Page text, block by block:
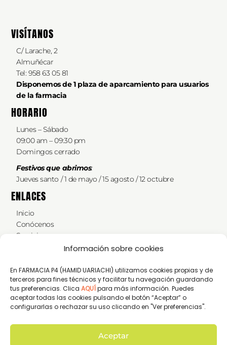
Información sobre cookies
En FARMACIA P4 (HAMID UARIACHI) utilizamos cookies propias y de
terceros para fines técnicos y facilitar tu navegación guardando
tus preferencias. Clica AQUÍpara más información. Puedes
aceptar todas las cookies pulsando el botón “Aceptar” o
configurarlas o rechazar su uso clicando en "Ver preferencias".
Aceptar
VISÍTANOS
C/ Larache, 2
Almuñécar
Tel: 958 63 05 81
Disponemos de 1 plaza de aparcamiento para usuarios
de la farmacia
HORARIO
Lunes – Sábado
09:00 am – 09:30 pm
Domingos cerrado
Festivos que abrimos:
Jueves santo / 1 de mayo / 15 agosto / 12 octubre
ENLACES
Inicio
Conócenos
Servicios
Te atendemos online
Contacto
SÍGUENOS EN REDES SOCIALES
No te pierdas nuestros
consejos farmacéuticos y
farmaciap4almunecar